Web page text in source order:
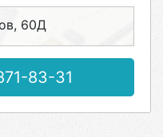
60Д
83-31